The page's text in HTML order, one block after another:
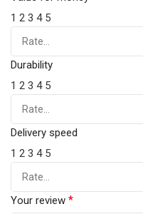
1 2 3 4 5
Durability
1 2 3 4 5
Delivery speed
1 2 3 4 5
Your review *